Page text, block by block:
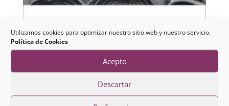
Utilizamos cookies para optimizar nuestro sitio web y nuestro servicio.
Política de Cookies
Acepto
Descartar
Mural Pared Buda
58,80€